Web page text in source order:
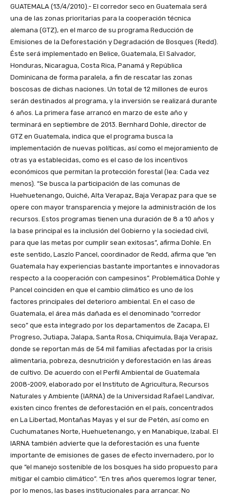
GUATEMALA (13/4/2010).- El corredor seco en Guatemala será
una de las zonas prioritarias para la cooperación técnica
alemana (GTZ), en el marco de su programa Reducción de
Emisiones de la Deforestación y Degradación de Bosques (Redd).
Éste será implementado en Belice, Guatemala, El Salvador,
Honduras, Nicaragua, Costa Rica, Panamá y República
Dominicana de forma paralela, a fin de rescatar las zonas
boscosas de dichas naciones. Un total de 12 millones de euros
serán destinados al programa, y la inversión se realizará durante
6 años. La primera fase arrancó en marzo de este año y
terminará en septiembre de 2013. Bernhard Dohle, director de
GTZ en Guatemala, indica que el programa busca la
implementación de nuevas políticas, así como el mejoramiento de
otras ya establecidas, como es el caso de los incentivos
económicos que permitan la protección forestal (lea: Cada vez
menos). “Se busca la participación de las comunas de
Huehuetenango, Quiché, Alta Verapaz, Baja Verapaz para que se
opere con mayor transparencia y mejore la administración de los
recursos. Estos programas tienen una duración de 8 a 10 años y
la base principal es la inclusión del Gobierno y la sociedad civil,
para que las metas por cumplir sean exitosas”, afirma Dohle. En
este sentido, Laszlo Pancel, coordinador de Redd, afirma que “en
Guatemala hay experiencias bastante importantes e innovadoras
respecto a la cooperación con campesinos”. Problemática Dohle y
Pancel coinciden en que el cambio climático es uno de los
factores principales del deterioro ambiental. En el caso de
Guatemala, el área más dañada es el denominado “corredor
seco” que esta integrado por los departamentos de Zacapa, El
Progreso, Jutiapa, Jalapa, Santa Rosa, Chiquimula, Baja Verapaz,
donde se reportan más de 54 mil familias afectadas por la crisis
alimentaria, pobreza, desnutrición y deforestación en las áreas
de cultivo. De acuerdo con el Perfil Ambiental de Guatemala
2008-2009, elaborado por el Instituto de Agricultura, Recursos
Naturales y Ambiente (IARNA) de la Universidad Rafael Landívar,
existen cinco frentes de deforestación en el país, concentrados
en La Libertad, Montañas Mayas y el sur de Petén, así como en
Cuchumatanes Norte, Huehuetenango, y en Manabique, Izabal. El
IARNA también advierte que la deforestación es una fuente
importante de emisiones de gases de efecto invernadero, por lo
que “el manejo sostenible de los bosques ha sido propuesto para
mitigar el cambio climático”. “En tres años queremos lograr tener,
por lo menos, las bases institucionales para arrancar. No